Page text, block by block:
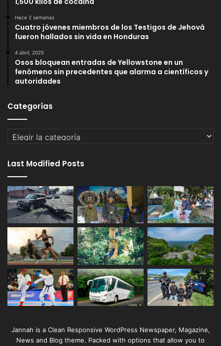
Hace 2 semanas
Cuatro jóvenes miembros de los Testigos de Jehová
fueron hallados sin vida en Honduras
4 abril, 2025
Osos bloquean entradas de Yellowstone en un
fenómeno sin precedentes que alarma a científicos y
autoridades
Categorías
Categorías
Last Modified Posts
Jannah is a Clean Responsive WordPress Newspaper, Magazine,
News and Blog theme. Packed with options that allow you to